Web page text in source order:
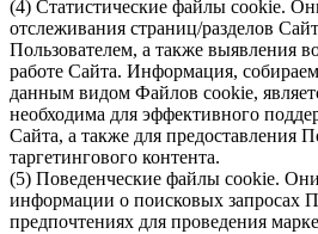
(4) Статистические файлы cookie.
отслеживания страниц/разделов
Пользователем, а также выявления
работе Сайта. Информация,
данным видом Файлов cookie,
необходима для эффективного
Сайта, а также для предоставления
таргетингового контента.
(5) Поведенческие файлы cookie.
информации о поисковых запросах
предпочтениях для проведения